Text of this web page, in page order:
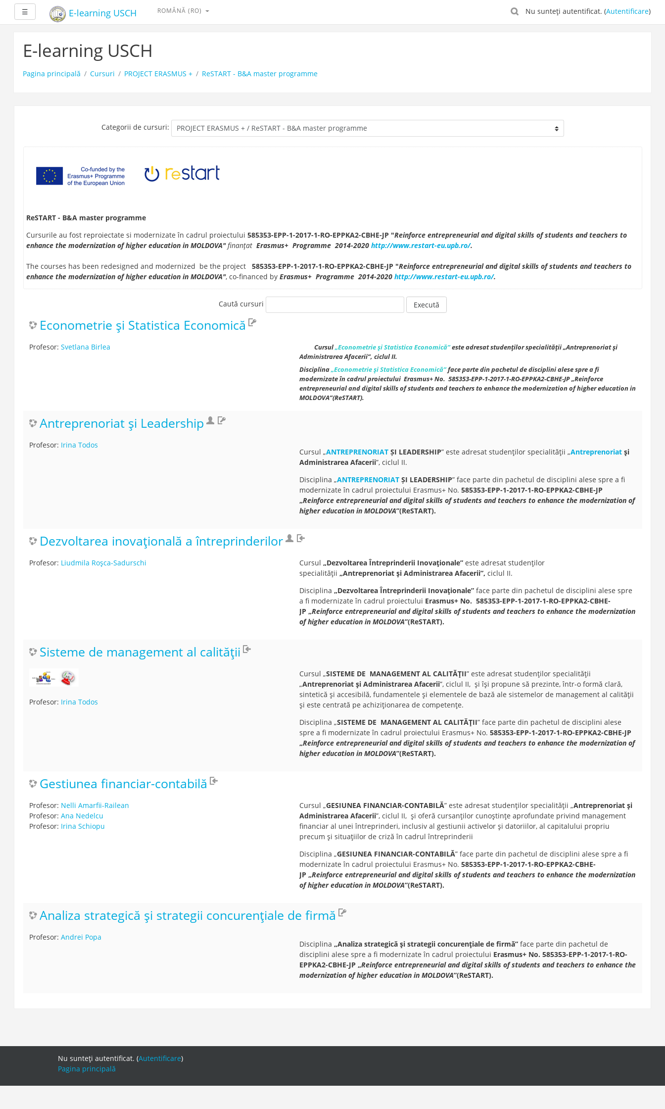
conţinutul
☰ MaximizeazăE-learning USCH Nu sunteţi autentificat. (Autentificare)
ROMÂNĂ ‎(RO)‎
E-learning USCH
Pagina principală Cursuri PROJECT ERASMUS + ReSTART - B&A master programme
Categorii de cursuri:
ReSTART - B&A master programme
Cursurile au fost reproiectate si modernizate în cadrul proiectului 585353-EPP-1-2017-1-RO-EPPKA2-CBHE-JP "Reinforce entrepreneurial and digital skills of students and teachers to
enhance the modernization of higher education in MOLDOVA"finanțat Erasmus+ Programme 2014-2020 http://www.restart-eu.upb.ro/.
The courses has been redesigned and modernized be the project 585353-EPP-1-2017-1-RO-EPPKA2-CBHE-JP "Reinforce entrepreneurial and digital skills of students and teachers to
enhance the modernization of higher education in MOLDOVA", co-financed by Erasmus+ Programme 2014-2020 http://www.restart-eu.upb.ro/.
Caută cursuri Execută
Econometrie și Statistica Economică
Cursul„Econometrie și Statistica Economică”este adresat studenţilor specialităţii„Antreprenoriat şi
Administrarea Afacerii”,ciclul II.
Disciplina„Econometrie și Statistica Economică”face parte din pachetul de disciplinialese spre a fi
modernizate în cadrul proiectului Erasmus+ No. 585353-EPP-1-2017-1-RO-EPPKA2-CBHE-JP„Reinforce
entrepreneurial and digital skillsof students and teachersto enhance the modernization of higher education in
MOLDOVA”(ReSTART).
Profesor: Svetlana Birlea
Antreprenoriat și Leadership
Cursul „ANTREPRENORIAT ȘI LEADERSHIP” este adresat studenţilor specialităţii „Antreprenoriat şi
Administrarea Afacerii”, ciclul II.
Disciplina „ANTREPRENORIAT ȘI LEADERSHIP” face parte din pachetul de disciplini alese spre a fi
modernizate în cadrul proiectului Erasmus+ No.585353-EPP-1-2017-1-RO-EPPKA2-CBHE-JP
„Reinforce entrepreneurial and digital skills of students and teachers to enhance the modernization of
higher education in MOLDOVA”(ReSTART).
Profesor: Irina Todos
Dezvoltarea inovațională a întreprinderilor
Cursul „Dezvoltarea Întreprinderii Inovaționale”este adresat studenţilor
specialităţii „Antreprenoriat şi Administrarea Afacerii”,ciclul II.
Disciplina „Dezvoltarea Întreprinderii Inovaționale”face parte din pachetul de disciplinialese spre
a fi modernizate în cadrul proiectului Erasmus+ No. 585353-EPP-1-2017-1-RO-EPPKA2-CBHE-
JP „Reinforce entrepreneurial and digital skillsof students and teachers to enhance the modernization
of higher education in MOLDOVA”(ReSTART).
Profesor: Liudmila Roșca-Sadurschi
Sisteme de management al calității
Cursul „SISTEME DE MANAGEMENT AL CALITĂŢII” este adresat studenţilor specialităţii
„Antreprenoriat şi Administrarea Afacerii”, ciclul II, și îşi propune să prezinte, într-o formă clară,
sintetică şi accesibilă, fundamentele şi elementele de bază ale sistemelor de management al calităţii
și este centrată pe achiziţionarea de competenţe.
Disciplina „SISTEME DE MANAGEMENT AL CALITĂŢII” face parte din pachetul de disciplini alese
spre a fi modernizate în cadrul proiectului Erasmus+ No.585353-EPP-1-2017-1-RO-EPPKA2-CBHE-JP
„Reinforce entrepreneurial and digital skills of students and teachers to enhance the modernization of
higher education in MOLDOVA”(ReSTART).
Profesor: Irina Todos
Gestiunea financiar-contabilă
Cursul „GESIUNEA FINANCIAR-CONTABILĂ” este adresat studenţilor specialităţii „Antreprenoriat şi
Administrarea Afacerii”, ciclul II, și oferă cursanților cunoștințe aprofundate privind management
financiar al unei întreprinderi, inclusiv al gestiunii activelor și datoriilor, al capitalului propriu
precum și situațiilor de criză în cadrul întreprinderii
Disciplina „GESIUNEA FINANCIAR-CONTABILĂ” face parte din pachetul de disciplini alese spre a fi
modernizate în cadrul proiectului Erasmus+ No.585353-EPP-1-2017-1-RO-EPPKA2-CBHE-
JP „Reinforce entrepreneurial and digital skills of students and teachers to enhance the modernization
of higher education in MOLDOVA”(ReSTART).
Profesor: Nelli Amarfii-Railean
Profesor: Ana Nedelcu
Profesor: Irina Schiopu
Analiza strategică și strategii concurențiale de firmă
Disciplina „Analiza strategică și strategii concurențiale de firmă” face parte din pachetul de
disciplini alese spre a fi modernizate în cadrul proiectului Erasmus+ No. 585353-EPP-1-2017-1-RO-
EPPKA2-CBHE-JP „Reinforce entrepreneurial and digital skills of students and teachers to enhance the
modernization of higher education in MOLDOVA”(ReSTART).
Profesor: Andrei Popa
Nu sunteţi autentificat. (Autentificare)
Pagina principală